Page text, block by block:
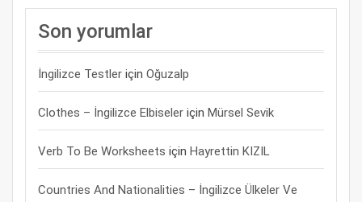
Son yorumlar
İngilizce Testler için Oğuzalp
Clothes – İngilizce Elbiseler için Mürsel Sevik
Verb To Be Worksheets için Hayrettin KIZIL
Countries And Nationalities – İngilizce Ülkeler Ve